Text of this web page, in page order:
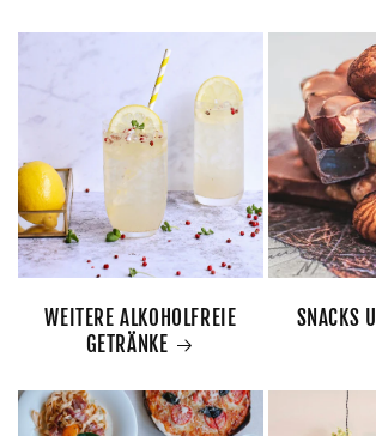
WEITERE ALKOHOLFREIE
GETRÄNKE
SNACKS